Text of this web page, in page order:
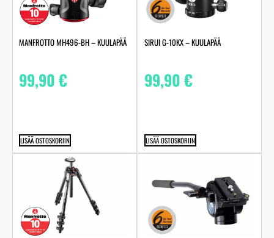
MANFROTTO MH496-BH – KUULAPÄÄ
99,90€
LISÄÄ OSTOSKORIIN
SIRUI G-10KX – KUULAPÄÄ
99,90€
LISÄÄ OSTOSKORIIN